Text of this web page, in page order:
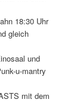
18:30 Uhr
gleich
und
u-mantry
mit dem